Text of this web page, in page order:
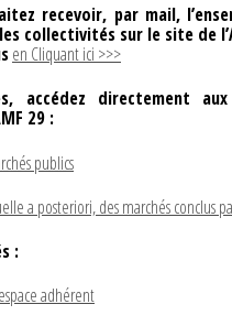
recevoir, par mail,
collectivités sur le site de
en Cliquant ici >>>
accédez directement
29 :
publics
a posteriori, des marchés conclus
:
adhérent